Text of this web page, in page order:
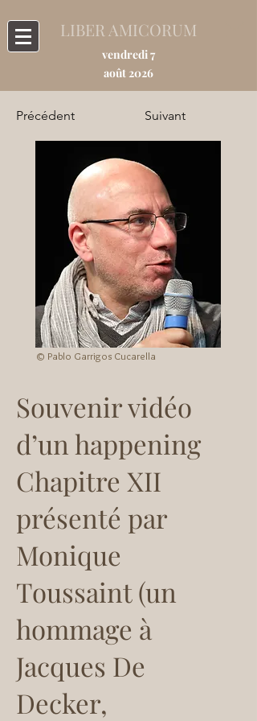
LIBER AMICORUM
vendredi 7
août 2026
Précédent Suivant
© Pablo Garrigos Cucarella
Souvenir vidéo
d’un happening
Chapitre XII
présenté par
Monique
Toussaint (un
hommage à
Jacques De
Decker,